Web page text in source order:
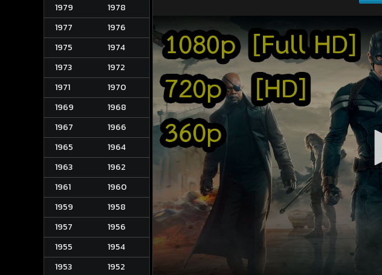
1979
1978
1977
1976
1975
1974
1973
1972
1971
1970
1969
1968
1967
1966
1965
1964
1963
1962
1961
1960
1959
1958
1957
1956
1955
1954
1953
1952